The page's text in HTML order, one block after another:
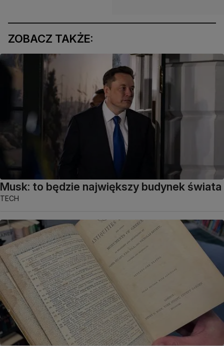
ZOBACZ TAKŻE:
Musk: to będzie największy budynek świata
TECH